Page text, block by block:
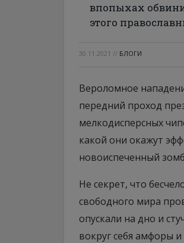
впопыхах
этого
30.11.2021 // БЛОГИ
Вероломное
передний проход
мелкодисперсных
какой они окажут
новоиспеченный
Не секрет, что
свободного мира
опускали на дно и
вокруг себя амфоры